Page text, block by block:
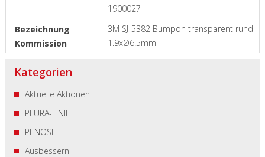
1900027
3M SJ-5382 Bumpon transparent rund
1.9xØ6.5mm
Kategorien
Aktuelle Aktionen
PLURA-LINIE
PENOSIL
Ausbessern